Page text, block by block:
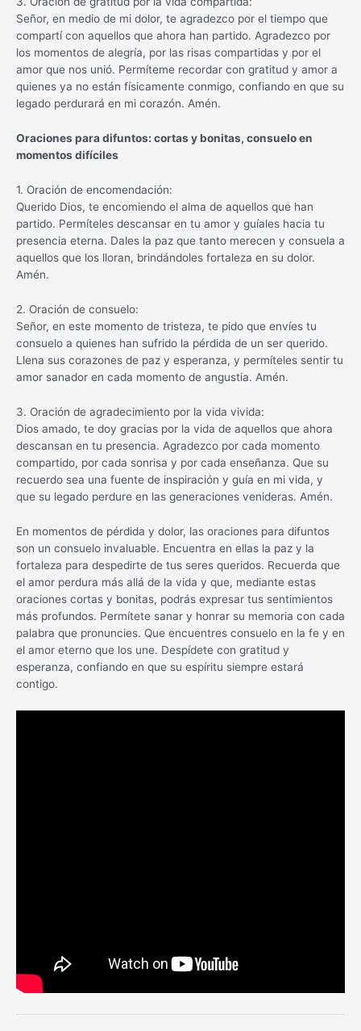
Señor, en medio de mi dolor, te agradezco por el tiempo que
compartí con aquellos que ahora han partido. Agradezco por
los momentos de alegría, por las risas compartidas y por el
amor que nos unió. Permíteme recordar con gratitud y amor a
quienes ya no están físicamente conmigo, confiando en que su
legado perdurará en mi corazón. Amén.
Oraciones para difuntos: cortas y bonitas, consuelo en
momentos difíciles
1. Oración de encomendación:
Querido Dios, te encomiendo el alma de aquellos que han
partido. Permíteles descansar en tu amor y guíales hacia tu
presencia eterna. Dales la paz que tanto merecen y consuela a
aquellos que los lloran, brindándoles fortaleza en su dolor.
Amén.
2. Oración de consuelo:
Señor, en este momento de tristeza, te pido que envíes tu
consuelo a quienes han sufrido la pérdida de un ser querido.
Llena sus corazones de paz y esperanza, y permíteles sentir tu
amor sanador en cada momento de angustia. Amén.
3. Oración de agradecimiento por la vida vivida:
Dios amado, te doy gracias por la vida de aquellos que ahora
descansan en tu presencia. Agradezco por cada momento
compartido, por cada sonrisa y por cada enseñanza. Que su
recuerdo sea una fuente de inspiración y guía en mi vida, y
que su legado perdure en las generaciones venideras. Amén.
En momentos de pérdida y dolor, las oraciones para difuntos
son un consuelo invaluable. Encuentra en ellas la paz y la
fortaleza para despedirte de tus seres queridos. Recuerda que
el amor perdura más allá de la vida y que, mediante estas
oraciones cortas y bonitas, podrás expresar tus sentimientos
más profundos. Permítete sanar y honrar su memoria con cada
palabra que pronuncies. Que encuentres consuelo en la fe y en
el amor eterno que los une. Despídete con gratitud y
esperanza, confiando en que su espíritu siempre estará
contigo.